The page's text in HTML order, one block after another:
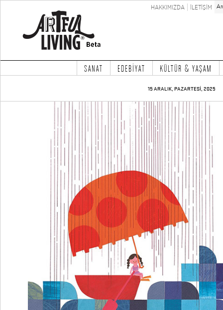
HAKKIMIZDA İLETİŞİM
SANAT EDEBİYAT KÜLTÜR & YAŞAM
15 ARALIK, PAZARTESİ, 2025